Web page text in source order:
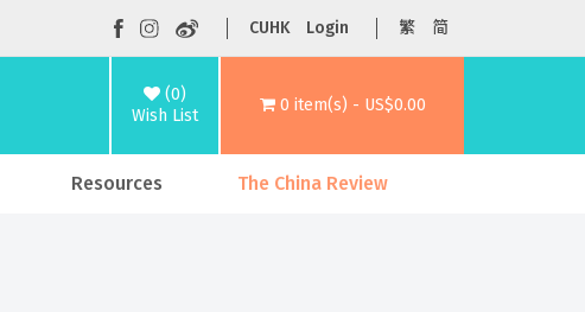
CUHK Login 繁 简
(0)
Wish List
0 item(s) - US$0.00
Resources The China Review